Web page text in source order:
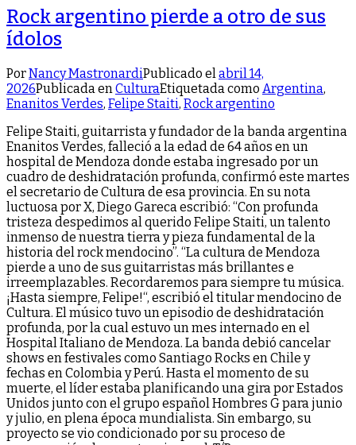
Rock argentino pierde a otro de sus
ídolos
PorNancy MastronardiPublicado elabril 14,
2026Publicada enCulturaEtiquetada como Argentina,
Enanitos Verdes, Felipe Staiti, Rock argentino
Felipe Staiti, guitarrista y fundador de la banda argentina
Enanitos Verdes, falleció a la edad de 64 años en un
hospital de Mendoza donde estaba ingresado por un
cuadro de deshidratación profunda, confirmó este martes
el secretario de Cultura de esa provincia. En su nota
luctuosa por X, Diego Gareca escribió: “Con profunda
tristeza despedimos al querido Felipe Staiti, un talento
inmenso de nuestra tierra y pieza fundamental de la
historia del rock mendocino”. “La cultura de Mendoza
pierde a uno de sus guitarristas más brillantes e
irreemplazables. Recordaremos para siempre tu música.
¡Hasta siempre, Felipe!“, escribió el titular mendocino de
Cultura. El músico tuvo un episodio de deshidratación
profunda, por la cual estuvo un mes internado en el
Hospital Italiano de Mendoza. La banda debió cancelar
shows en festivales como Santiago Rocks en Chile y
fechas en Colombia y Perú. Hasta el momento de su
muerte, el líder estaba planificando una gira por Estados
Unidos junto con el grupo español Hombres G para junio
y julio, en plena época mundialista. Sin embargo, su
proyecto se vio condicionado por su proceso de